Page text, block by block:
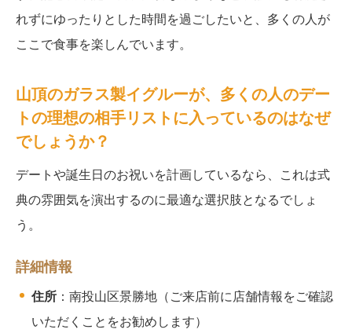
れずにゆったりとした時間を過ごしたいと、多くの人が
ここで食事を楽しんでいます。
山頂のガラス製イグルーが、多くの人のデー
トの理想の相手リストに入っているのはなぜ
でしょうか？
デートや誕生日のお祝いを計画しているなら、これは式
典の雰囲気を演出するのに最適な選択肢となるでしょ
う。
詳細情報
住所 ：南投山区景勝地（ご来店前に店舗情報をご確認
いただくことをお勧めします）